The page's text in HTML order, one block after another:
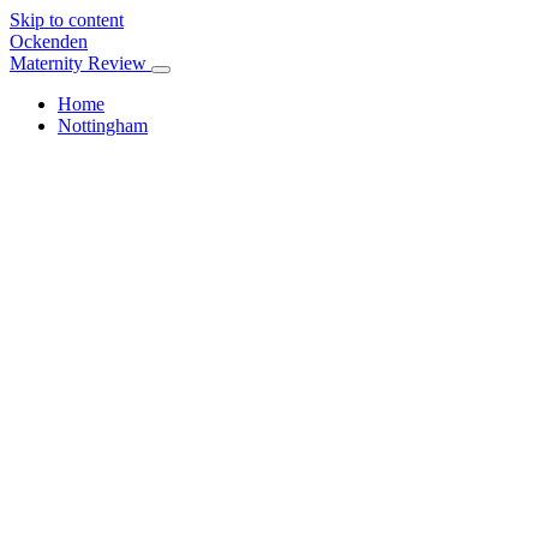
Skip to content
Ockenden
Maternity Review
Home
Nottingham